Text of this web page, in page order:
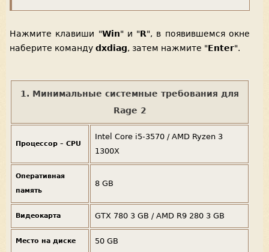
Нажмите клавиши "Win" и "R", в появившемся окне
наберите команду dxdiag, затем нажмите "Enter".
1. Минимальные системные требования для
Rage 2
Процессор – CPU
Intel Core i5-3570 / AMD Ryzen 3
1300X
Оперативная
память
8 GB
Видеокарта GTX 780 3 GB / AMD R9 280 3 GB
Место на диске 50 GB